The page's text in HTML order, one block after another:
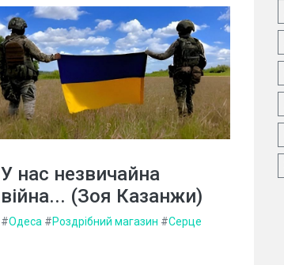
У нас незвичайна
війна... (Зоя Казанжи)
#Одеса #Роздрібний магазин #Серце